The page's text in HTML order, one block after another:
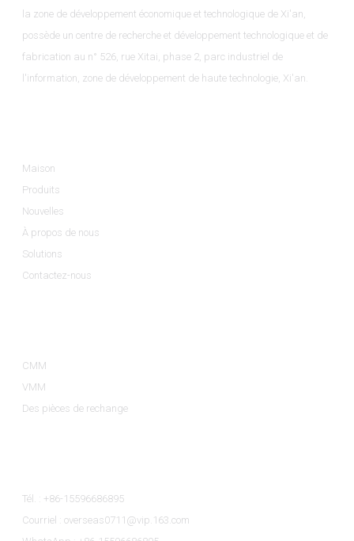
la zone de développement économique et technologique de Xi'an,
possède un centre de recherche et développement technologique et de
fabrication au n° 526, rue Xitai, phase 2, parc industriel de
l'information, zone de développement de haute technologie, Xi'an.
Maison
Produits
Nouvelles
À propos de nous
Solutions
Contactez-nous
CMM
VMM
Des pièces de rechange
Tél. : +86-15596686895
Courriel : overseas0711@vip.163.com